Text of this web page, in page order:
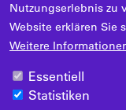
Nutzungserlebnis zu
Website erklären Sie
Weitere
Essentiell
Statistiken